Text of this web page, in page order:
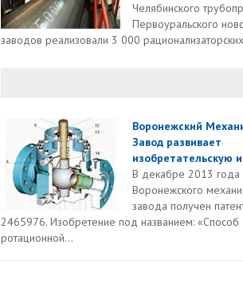
Челябинского
Первоуральского
заводов реализовали 3 000
Воронежский
Завод развивает
изобретательскую
В декабре 2013 года
Воронежского
завода получен
2465976. Изобретение под названием: «Способ
ротационной...